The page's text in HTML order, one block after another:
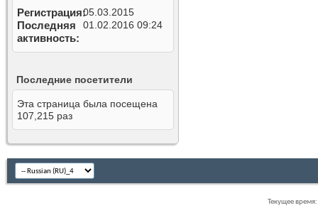
Регистрация05.03.2015
Последняя
активность
01.02.2016 09:24
Последние посетители
Эта страница была посещена
107,215 раз
Текущее время: